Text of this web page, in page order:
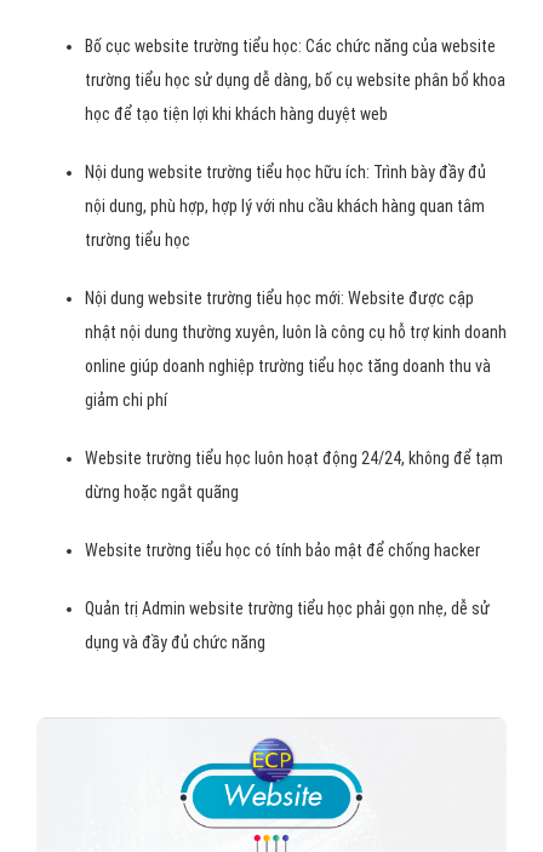
Bố cục website trường tiểu học: Các chức năng của website
trường tiểu học sử dụng dễ dàng, bố cụ website phân bổ khoa
học để tạo tiện lợi khi khách hàng duyệt web
Nội dung website trường tiểu học hữu ích: Trình bày đầy đủ
nội dung, phù hợp, hợp lý với nhu cầu khách hàng quan tâm
trường tiểu học
Nội dung website trường tiểu học mới: Website được cập
nhật nội dung thường xuyên, luôn là công cụ hỗ trợ kinh doanh
online giúp doanh nghiệp trường tiểu học tăng doanh thu và
giảm chi phí
Website trường tiểu học luôn hoạt động 24/24, không để tạm
dừng hoặc ngắt quãng
Website trường tiểu học có tính bảo mật để chống hacker
Quản trị Admin website trường tiểu học phải gọn nhẹ, dễ sử
dụng và đầy đủ chức năng